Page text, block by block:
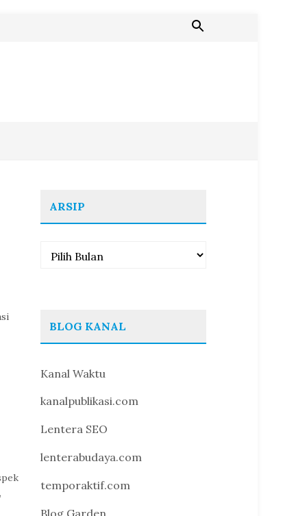
ARSIP
Arsip
BLOG KANAL
Kanal Waktu
kanalpublikasi.com
Lentera SEO
lenterabudaya.com
temporaktif.com
Blog Garden